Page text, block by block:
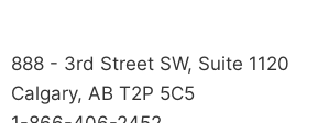
888 - 3rd Street SW, Suite 1120
Calgary, AB T2P 5C5